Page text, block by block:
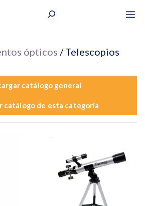
Buscar
ópticos / Telescopios
catálogo general
catálogo de esta categoría